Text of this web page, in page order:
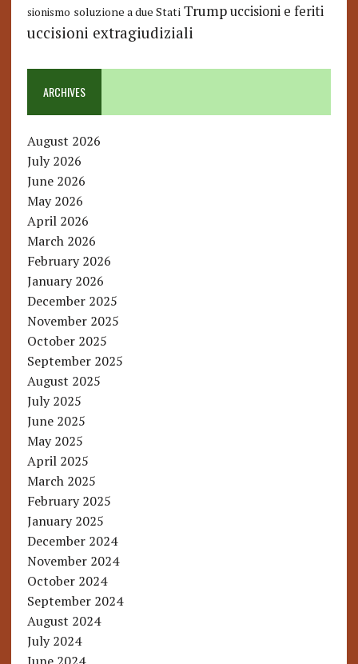
sionismo soluzione a due Stati Trump uccisioni e feriti
uccisioni extragiudiziali
ARCHIVES
August 2026
July 2026
June 2026
May 2026
April 2026
March 2026
February 2026
January 2026
December 2025
November 2025
October 2025
September 2025
August 2025
July 2025
June 2025
May 2025
April 2025
March 2025
February 2025
January 2025
December 2024
November 2024
October 2024
September 2024
August 2024
July 2024